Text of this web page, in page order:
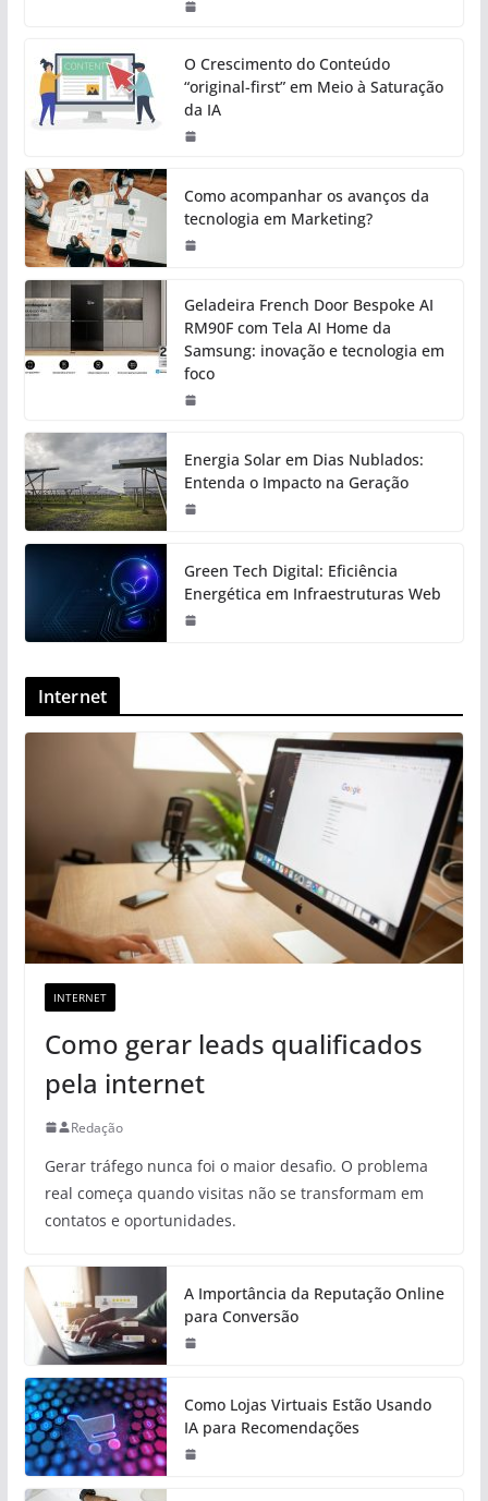
O Crescimento do Conteúdo
“original-first” em Meio à Saturação
da IA
Como acompanhar os avanços da
tecnologia em Marketing?
Geladeira French Door Bespoke AI
RM90F com Tela AI Home da
Samsung: inovação e tecnologia em
foco
Energia Solar em Dias Nublados:
Entenda o Impacto na Geração
Green Tech Digital: Eficiência
Energética em Infraestruturas Web
Internet
INTERNET
Como gerar leads qualificados
pela internet
Redação
Gerar tráfego nunca foi o maior desafio. O problema
real começa quando visitas não se transformam em
contatos e oportunidades.
A Importância da Reputação Online
para Conversão
Como Lojas Virtuais Estão Usando
IA para Recomendações